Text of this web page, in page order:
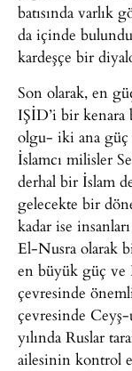
batısında varlık
da içinde
kardeşçe bir
Son olarak, en
IŞİD’i bir kenara
olgu- iki ana
İslamcı milisler
derhal bir İslam
gelecekte bir
kadar ise
El-Nusra olarak
en büyük güç ve
çevresinde
çevresinde
yılında Ruslar
ailesinin kontrol